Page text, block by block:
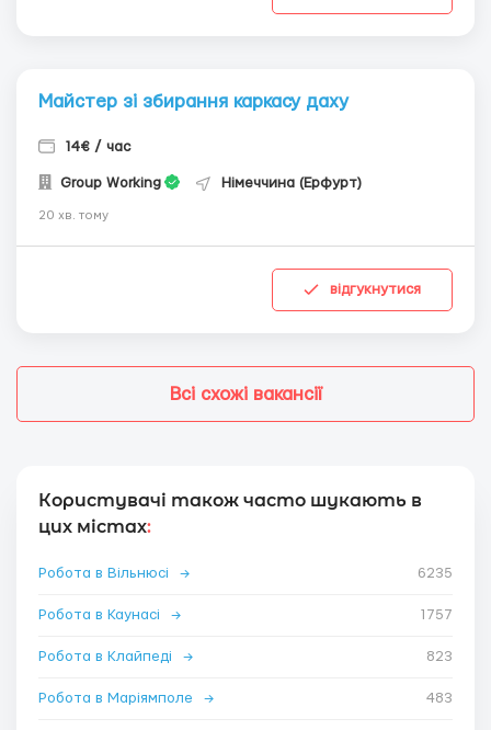
Майстер зі збирання каркасу даху
14€ / час
Group Working Німеччина (Ерфурт)
20 хв. тому
відгукнутися
Всі схожі вакансії
Користувачі також часто шукають в
цих містах:
Робота в Вільнюсі → 6235
Робота в Каунасі → 1757
Робота в Клайпеді → 823
Робота в Маріямполе → 483